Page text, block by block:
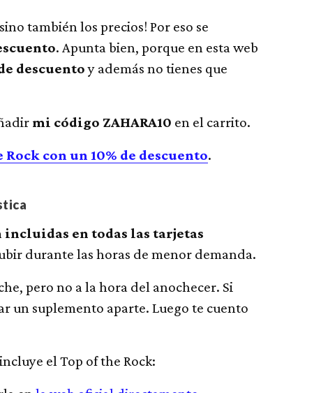
también los precios! Por eso se
. Apunta bien, porque en esta web
descuentoy además no tienes que
mi código ZAHARA10 en el carrito.
con un 10% de descuento.
incluidas en todas las tarjetas
durante las horas de menor demanda.
pero no a la hora del anochecer. Si
un suplemento aparte. Luego te cuento
el Top of the Rock: